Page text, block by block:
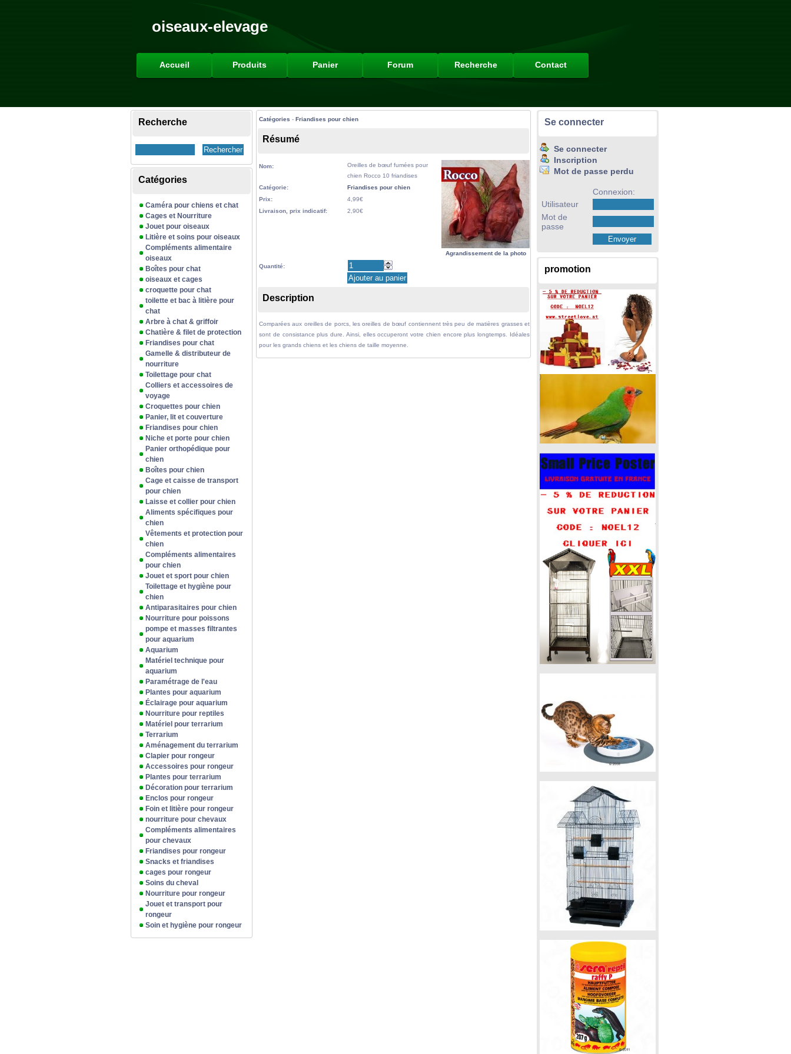
oiseaux-elevage
Accueil Produits Panier Forum Recherche Contact
Recherche
Catégories
Caméra pour chiens et chat
Cages et Nourriture
Jouet pour oiseaux
Litière et soins pour oiseaux
Compléments alimentaire
oiseaux
Boîtes pour chat
oiseaux et cages
croquette pour chat
toilette et bac à litière pour
chat
Arbre à chat & griffoir
Chatière & filet de protection
Friandises pour chat
Gamelle & distributeur de
nourriture
Toilettage pour chat
Colliers et accessoires de
voyage
Croquettes pour chien
Panier, lit et couverture
Friandises pour chien
Niche et porte pour chien
Panier orthopédique pour
chien
Boîtes pour chien
Cage et caisse de transport
pour chien
Laisse et collier pour chien
Aliments spécifiques pour
chien
Vêtements et protection pour
chien
Compléments alimentaires
pour chien
Jouet et sport pour chien
Toilettage et hygiène pour
chien
Antiparasitaires pour chien
Nourriture pour poissons
pompe et masses filtrantes
pour aquarium
Aquarium
Matériel technique pour
aquarium
Paramétrage de l'eau
Plantes pour aquarium
Éclairage pour aquarium
Nourriture pour reptiles
Matériel pour terrarium
Terrarium
Aménagement du terrarium
Clapier pour rongeur
Accessoires pour rongeur
Plantes pour terrarium
Décoration pour terrarium
Enclos pour rongeur
Foin et litière pour rongeur
nourriture pour chevaux
Compléments alimentaires
pour chevaux
Friandises pour rongeur
Snacks et friandises
cages pour rongeur
Soins du cheval
Nourriture pour rongeur
Jouet et transport pour
rongeur
Soin et hygiène pour rongeur
Se connecter
Se connecter
Inscription
Mot de passe perdu
Connexion:
Utilisateur
Mot de
passe
promotion
Catégories - Friandises pour chien
Résumé
Agrandissement de la photo
Nom:
Oreilles de bœuf fumées pour
chien Rocco 10 friandises
Catégorie:
Friandises pour chien
Prix:
4,99€
Livraison, prix indicatif:
2,90€
Quantité:
Description
Comparées aux oreilles de porcs, les oreilles de bœuf contiennent très peu de matières grasses et
sont de consistance plus dure. Ainsi, elles occuperont votre chien encore plus longtemps. Idéales
pour les grands chiens et les chiens de taille moyenne.